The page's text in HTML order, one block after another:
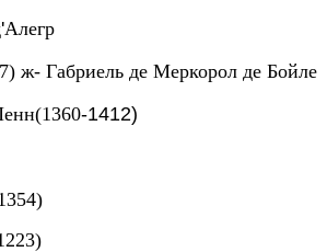
'Алегр
ж- Габриель де Меркорол де Бойле
-1412)